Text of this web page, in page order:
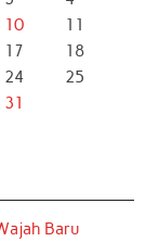
10
11
17
18
24
25
31
Baru